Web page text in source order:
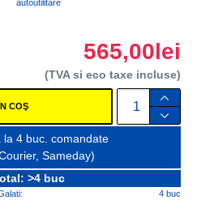
autoutilitare
565,00lei
(TVA si eco taxe incluse)
COŞ
la 4 buc. comandate
Sameday)
>4 buc
4 buc